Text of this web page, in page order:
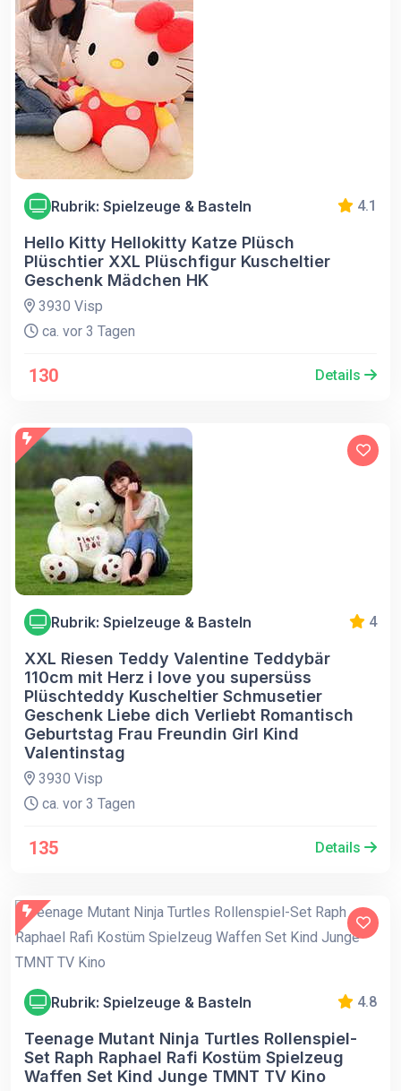
Rubrik: Spielzeuge & Basteln 4.1
Hello Kitty Hellokitty Katze Plüsch
Plüschtier XXL Plüschfigur Kuscheltier
Geschenk Mädchen HK
3930 Visp
ca. vor 3 Tagen
130 Details
Rubrik: Spielzeuge & Basteln 4
XXL Riesen Teddy Valentine Teddybär
110cm mit Herz i love you supersüss
Plüschteddy Kuscheltier Schmusetier
Geschenk Liebe dich Verliebt Romantisch
Geburtstag Frau Freundin Girl Kind
Valentinstag
3930 Visp
ca. vor 3 Tagen
135 Details
Rubrik: Spielzeuge & Basteln 4.8
Teenage Mutant Ninja Turtles Rollenspiel-
Set Raph Raphael Rafi Kostüm Spielzeug
Waffen Set Kind Junge TMNT TV Kino